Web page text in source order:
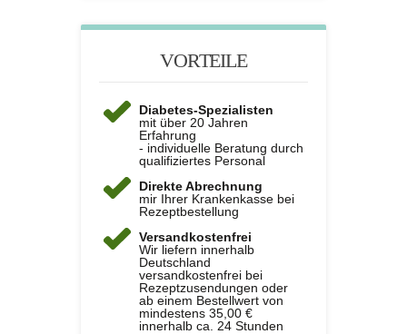
VORTEILE
Diabetes-Spezialisten
mit über 20 Jahren
Erfahrung
- individuelle Beratung durch
qualifiziertes Personal
Direkte Abrechnung
mir Ihrer Krankenkasse bei
Rezeptbestellung
Versandkostenfrei
Wir liefern innerhalb
Deutschland
versandkostenfrei bei
Rezeptzusendungen oder
ab einem Bestellwert von
mindestens 35,00 €
innerhalb ca. 24 Stunden